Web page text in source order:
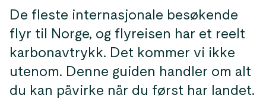
De fleste internasjonale besøkende
flyr til Norge, og flyreisen har et reelt
karbonavtrykk. Det kommer vi ikke
utenom. Denne guiden handler om alt
du kan påvirke når du først har landet.